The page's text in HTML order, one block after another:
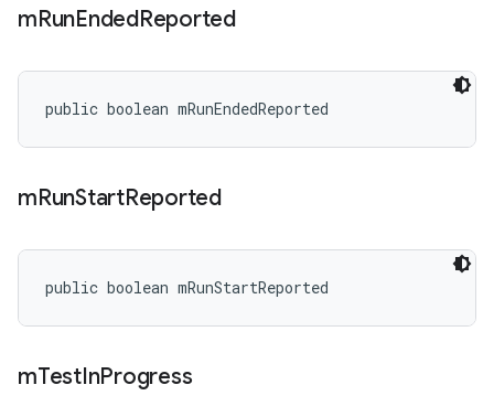
mRunEndedReported
public boolean mRunEndedReported
mRunStartReported
public boolean mRunStartReported
mTestInProgress